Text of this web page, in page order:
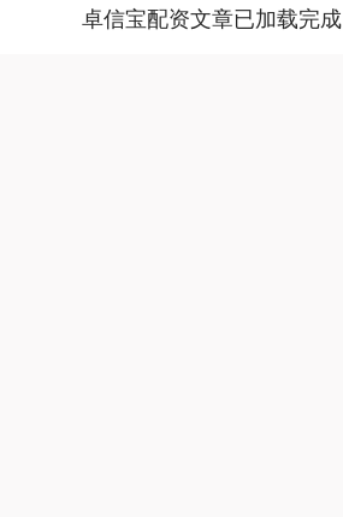
卓信宝配资文章已加载完成